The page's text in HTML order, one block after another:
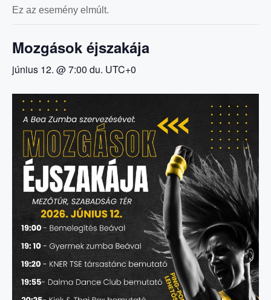
Ez az esemény elmúlt.
Mozgások éjszakája
június 12. @ 7:00 du. UTC+0